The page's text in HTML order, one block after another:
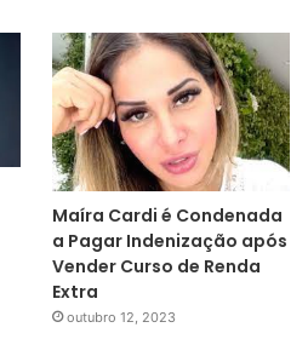
Maíra Cardi é Condenada
a Pagar Indenização após
Vender Curso de Renda
Extra
outubro 12, 2023